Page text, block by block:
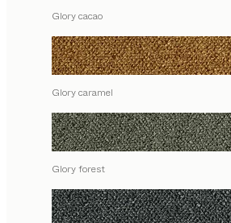
Glory cacao
Glory caramel
Glory forest